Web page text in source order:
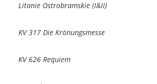
Litanie Ostrobramskie (I&II)
KV 317 Die Krönungsmesse
KV 626 Requiem